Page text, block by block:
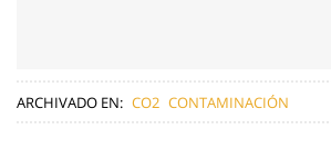
ARCHIVADO EN: CO2 CONTAMINACIÓN